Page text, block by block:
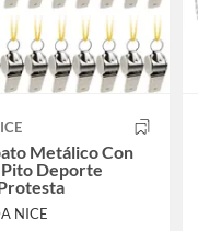
Metálico Con
Deporte
NICE